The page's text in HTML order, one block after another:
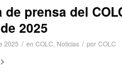
de prensa del
2025
2025 / en COLC, Noticias / por COLC